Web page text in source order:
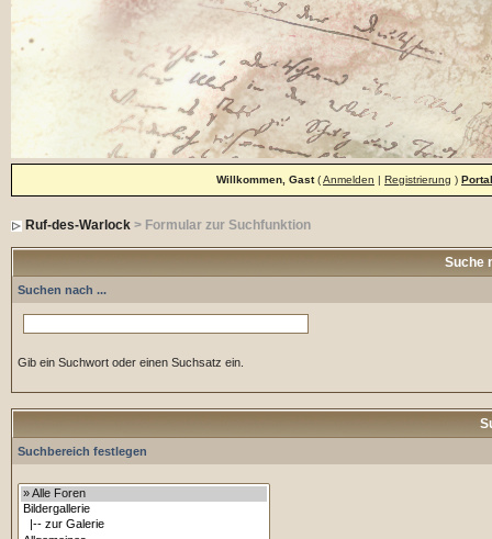
Willkommen, Gast(Anmelden | Registrierung ) Portal
Ruf-des-Warlock> Formular zur Suchfunktion
Suche
Suchen nach ...
Gib ein Suchwort oder einen Suchsatz ein.
Suchbereich festlegen